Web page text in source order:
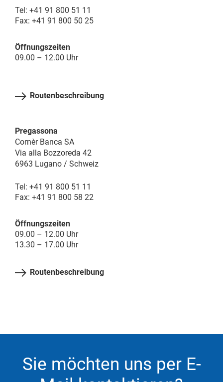
Tel: +41 91 800 51 11
Fax: +41 91 800 50 25
Öffnungszeiten
09.00 – 12.00 Uhr
Routenbeschreibung
Pregassona
Cornèr Banca SA
Via alla Bozzoreda 42
6963 Lugano / Schweiz
Tel: +41 91 800 51 11
Fax: +41 91 800 58 22
Öffnungszeiten
09.00 – 12.00 Uhr
13.30 – 17.00 Uhr
Routenbeschreibung
Sie möchten uns per E-